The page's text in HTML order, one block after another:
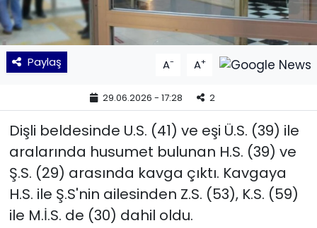
Paylaş A- A+
29.06.2026 - 17:28 2
Dişli beldesinde U.S. (41) ve eşi Ü.S. (39) ile
aralarında husumet bulunan H.S. (39) ve
Ş.S. (29) arasında kavga çıktı. Kavgaya
H.S. ile Ş.S'nin ailesinden Z.S. (53), K.S. (59)
ile M.İ.S. de (30) dahil oldu.
SAĞLIK
Siyaset
TEKNOLOJİ
Yaşam
YEREL POLİTİKA